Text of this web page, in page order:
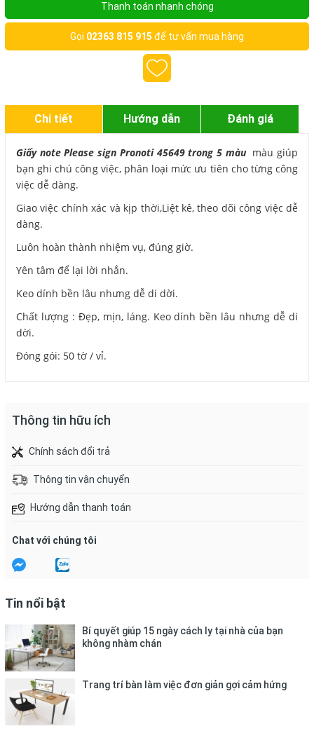
Thanh toán nhanh chóng
Gọi 02363 815 915 để tư vấn mua hàng
Chi tiết Hướng dẫn Đánh giá
Giấy note Please sign Pronoti 45649 trong 5 màu màu giúp
bạn ghi chú công việc, phân loại mức ưu tiên cho từng công
việc dễ dàng.
Giao việc chính xác và kịp thời,Liệt kê, theo dõi công việc dễ
dàng.
Luôn hoàn thành nhiệm vụ, đúng giờ.
Yên tâm để lại lời nhắn.
Keo dính bền lâu nhưng dễ di dời.
Chất lượng : Đẹp, mịn, láng. Keo dính bền lâu nhưng dễ di
dời.
Đóng gói: 50 tờ / vỉ.
Thông tin hữu ích
Chính sách đổi trả
Thông tin vận chuyển
Hướng dẫn thanh toán
Chat với chúng tôi
Tin nổi bật
Bí quyết giúp 15 ngày cách ly tại nhà của bạn
không nhàm chán
Trang trí bàn làm việc đơn giản gợi cảm hứng